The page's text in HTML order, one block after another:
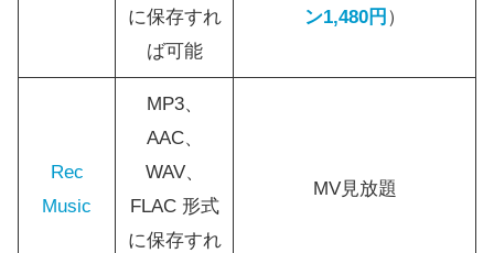
に保存すれ
ば可能
ン1,480円 ）
Rec
Music
MP3、
AAC、
WAV、
FLAC 形式
に保存すれ
MV見放題